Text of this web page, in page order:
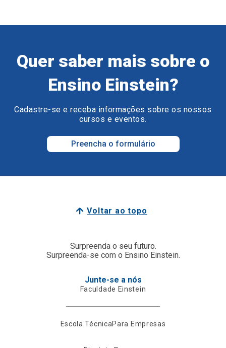
Quer saber mais sobre o
Ensino Einstein?
Cadastre-se e receba informações sobre os nossos
cursos e eventos.
Preencha o formulário
Voltar ao topo
Surpreenda o seu futuro.
Surpreenda-se com o Ensino Einstein.
Junte-se a nós
Faculdade Einstein
Escola TécnicaPara Empresas